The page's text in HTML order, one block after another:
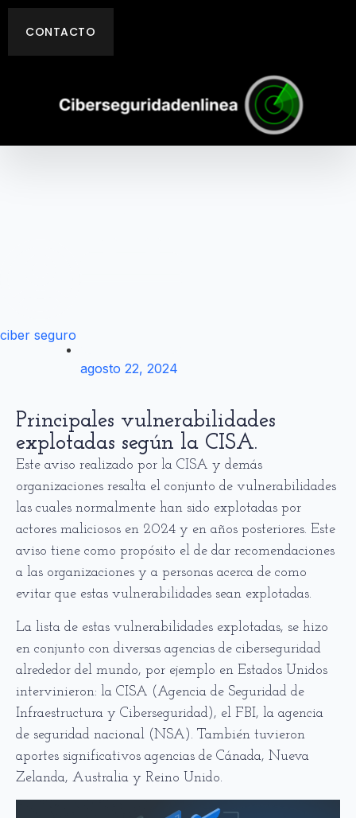
CONTACTO
Blog Details
ciber seguro
agosto 22, 2024
Principales vulnerabilidades
explotadas según la CISA.
Este aviso realizado por la CISA y demás
organizaciones resalta el conjunto de vulnerabilidades
las cuales normalmente han sido explotadas por
actores maliciosos en 2024 y en años posteriores. Este
aviso tiene como propósito el de dar recomendaciones
a las organizaciones y a personas acerca de como
evitar que estas vulnerabilidades sean explotadas.
La lista de estas vulnerabilidades explotadas, se hizo
en conjunto con diversas agencias de ciberseguridad
alrededor del mundo, por ejemplo en Estados Unidos
intervinieron: la CISA (Agencia de Seguridad de
Infraestructura y Ciberseguridad), el FBI, la agencia
de seguridad nacional (NSA). También tuvieron
aportes significativos agencias de Cánada, Nueva
Zelanda, Australia y Reino Unido.